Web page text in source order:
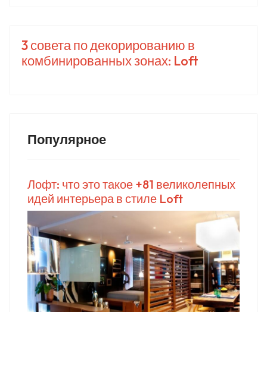
3 совета по декорированию в
комбинированных зонах: Loft
Популярное
Лофт: что это такое +81 великолепных
идей интерьера в стиле Loft